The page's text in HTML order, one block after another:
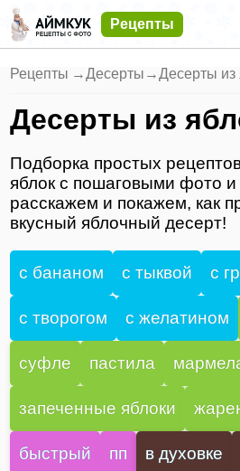
Рецепты
Рецепты →Десерты →Десерты из
Десерты из
Подборка простых
яблок с пошаговыми фото
расскажем и покажем, как
вкусный яблочный десерт!
с бананом с тыквой с
с творогом с желатином
суфле пастила
запеченные яблоки
быстрый пп в духовке